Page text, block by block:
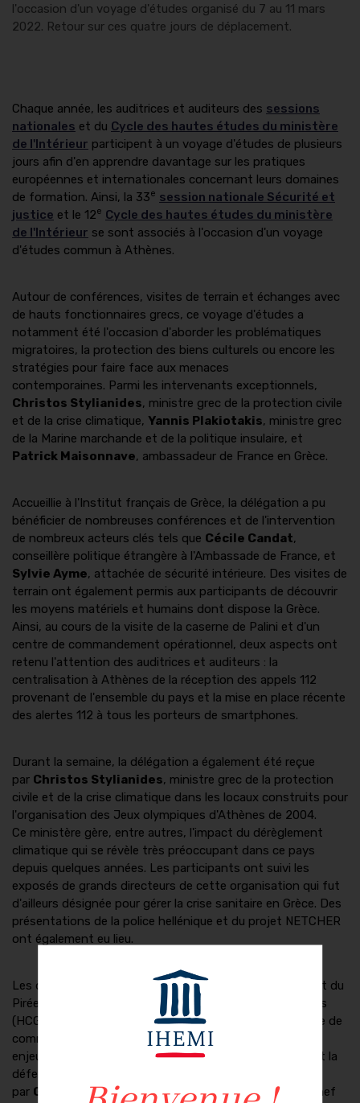
l'occasion d'un voyage d'études organisé du 7 au 11 mars
2022. Retour sur ces quatre jours de déplacement.
Chaque année, les auditrices et auditeurs des sessions
nationales et du Cycle des hautes études du ministère
de l'Intérieur participent à un voyage d'études de plusieurs
jours afin d'en apprendre davantage sur les pratiques
européennes et internationales concernant leurs domaines
de formation. Ainsi, la 33e session nationale Sécurité et
justice et le 12e Cycle des hautes études du ministère
de l'Intérieur se sont associés à l'occasion d'un voyage
d'études commun à Athènes.
Autour de conférences, visites de terrain et échanges avec
de hauts fonctionnaires grecs, ce voyage d'études a
notamment été l'occasion d'aborder les problématiques
migratoires, la protection des biens culturels ou encore les
stratégies pour faire face aux menaces
contemporaines. Parmi les intervenants exceptionnels,
Christos Stylianides, ministre grec de la protection civile
et de la crise climatique, Yannis Plakiotakis, ministre grec
de la Marine marchande et de la politique insulaire, et
Patrick Maisonnave, ambassadeur de France en Grèce.
Accueillie à l'Institut français de Grèce, la délégation a pu
bénéficier de nombreuses conférences et de l'intervention
de nombreux acteurs clés tels que Cécile Candat,
conseillère politique étrangère à l'Ambassade de France, et
Sylvie Ayme, attachée de sécurité intérieure. Des visites de
terrain ont également permis aux participants de découvrir
les moyens matériels et humains dont dispose la Grèce.
Ainsi, au cours de la visite de la caserne de Palini et d'un
centre de commandement opérationnel, deux aspects ont
retenu l'attention des auditrices et auditeurs : la
centralisation à Athènes de la réception des appels 112
provenant de l'ensemble du pays et la mise en place récente
des alertes 112 à tous les porteurs de smartphones.
Durant la semaine, la délégation a également été reçue
par Christos Stylianides, ministre grec de la protection
civile et de la crise climatique dans les locaux construits pour
l'organisation des Jeux olympiques d'Athènes de 2004.
Ce ministère gère, entre autres, l'impact du dérèglement
climatique qui se révèle très préoccupant dans ce pays
depuis quelques années. Les participants ont suivi les
exposés de grands directeurs de cette organisation qui fut
d'ailleurs désignée pour gérer la crise sanitaire en Grèce. Des
présentations de la police hellénique et du projet NETCHER
ont également eu lieu.
Les dernières visites de terrain se sont déroulées au port du
Pirée, à la rencontre du corps hellénique des garde-côtes
(HCG) où la délégation a notamment pu découvrir la salle de
commandement et le matériel utilisé en opération. Les
enjeux liés à la protection des frontières européennes et la
défense des côtes grecques ont été présentés
par Georgios Christianos, capitaine de vaisseau et chef